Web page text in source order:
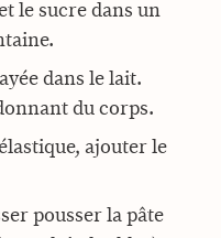
le sucre dans un
dans le lait.
du corps.
ajouter le
pousser la pâte